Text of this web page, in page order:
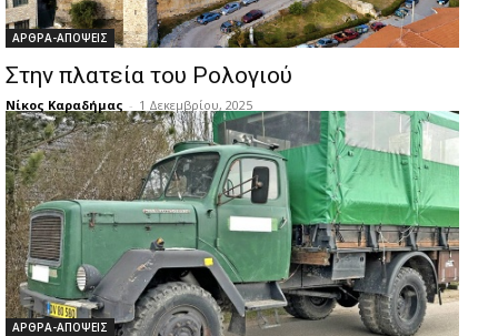
ΑΡΘΡΑ-ΑΠΟΨΕΙΣ
Στην πλατεία του Ρολογιού
Νίκος Καραδήμας - 1 Δεκεμβρίου, 2025
ΑΡΘΡΑ-ΑΠΟΨΕΙΣ